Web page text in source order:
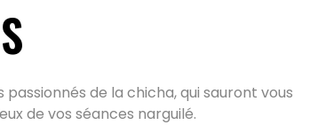
de la chicha, qui sauront vous
de vos séances narguilé.